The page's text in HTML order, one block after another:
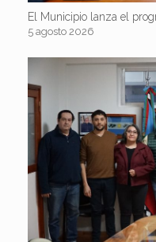
El Municipio lanza el
5 agosto 2026